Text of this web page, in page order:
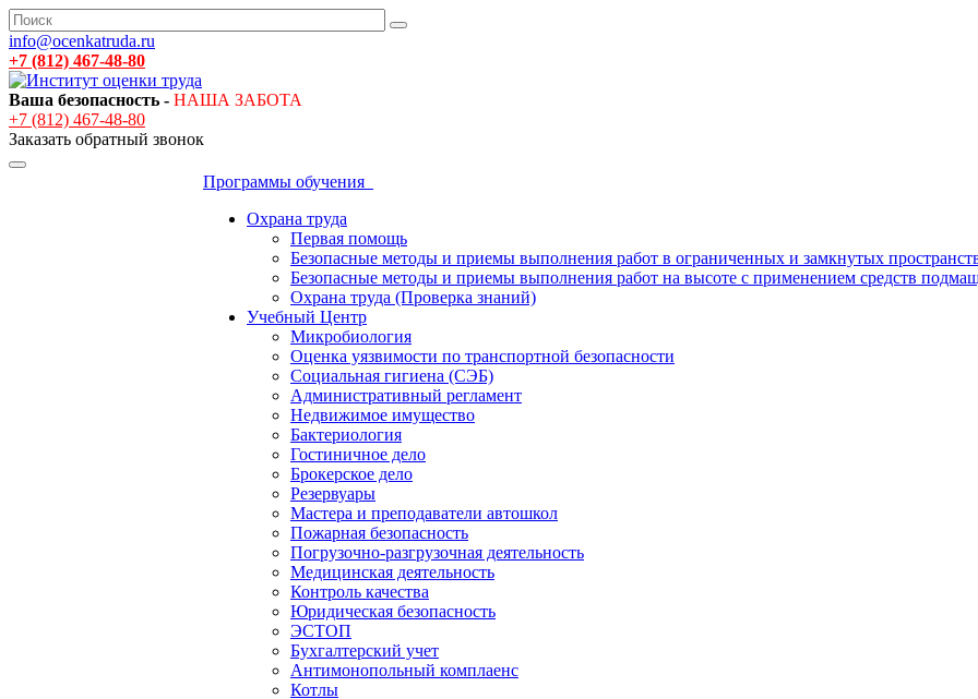
info@ocenkatruda.ru
+7 (812) 467-48-80
Ваша безопасность - НАША ЗАБОТА
+7 (812) 467-48-80
Заказать обратный звонок
Программы обучения
Охрана труда
Первая помощь
Безопасные методы и приемы выполнения работ в ограниченных и замкнутых
Безопасные методы и приемы выполнения работ на высоте с применением средств
Охрана труда (Проверка знаний)
Учебный Центр
Микробиология
Оценка уязвимости по транспортной безопасности
Социальная гигиена (СЭБ)
Административный регламент
Недвижимое имущество
Бактериология
Гостиничное дело
Брокерское дело
Резервуары
Мастера и преподаватели автошкол
Пожарная безопасность
Погрузочно-разгрузочная деятельность
Медицинская деятельность
Контроль качества
Юридическая безопасность
ЭСТОП
Бухгалтерский учет
Антимонопольный комплаенс
Котлы